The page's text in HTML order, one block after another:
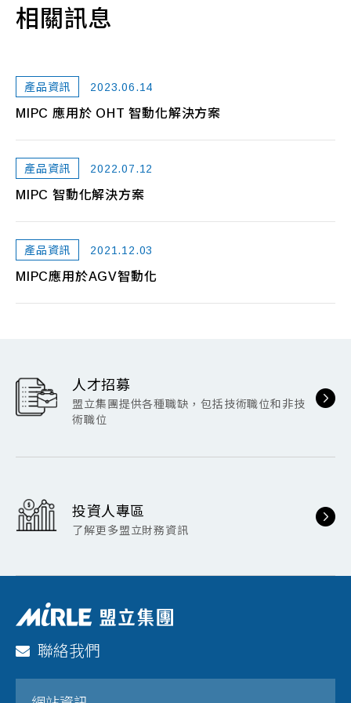
相關訊息
產品資訊 2023.06.14
MIPC 應用於 OHT 智動化解決方案
產品資訊 2022.07.12
MIPC 智動化解決方案
產品資訊 2021.12.03
MIPC應用於AGV智動化
人才招募
盟立集團提供各種職缺，包括技術職位和非技
術職位
投資人專區
了解更多盟立財務資訊
聯絡我們